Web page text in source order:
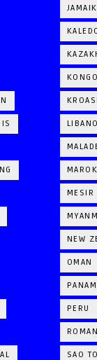
MESIR
NEW
OMAN
PERU
SAO